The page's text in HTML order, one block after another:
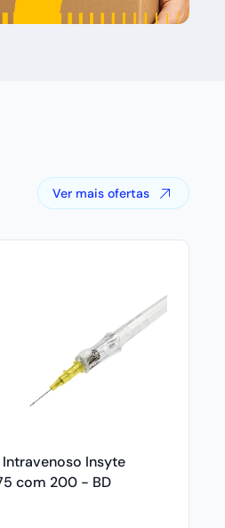
Ver mais ofertas
Insyte
com 200 - BD